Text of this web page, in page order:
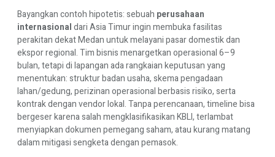
Bayangkan contoh hipotetis: sebuah perusahaan
internasionaldari Asia Timur ingin membuka fasilitas
perakitan dekat Medan untuk melayani pasar domestik dan
ekspor regional. Tim bisnis menargetkan operasional 6–9
bulan, tetapi di lapangan ada rangkaian keputusan yang
menentukan: struktur badan usaha, skema pengadaan
lahan/gedung, perizinan operasional berbasis risiko, serta
kontrak dengan vendor lokal. Tanpa perencanaan, timeline bisa
bergeser karena salah mengklasifikasikan KBLI, terlambat
menyiapkan dokumen pemegang saham, atau kurang matang
dalam mitigasi sengketa dengan pemasok.